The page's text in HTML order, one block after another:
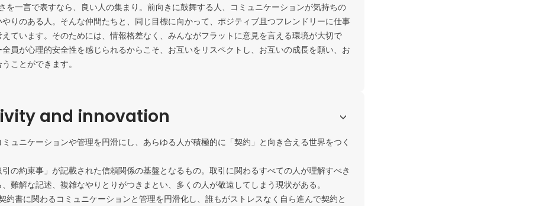
を一言で表すなら、良い人の集まり。前向きに鼓舞する人、コミュニケーションが気持ちの
りのある人。そんな仲間たちと、同じ目標に向かって、ポジティブ且つフレンドリーに仕事
ています。そのためには、情報格差なく、みんながフラットに意見を言える環境が大切で
員が心理的安全性を感じられるからこそ、お互いをリスペクトし、お互いの成長を願い、お
ことができます。
and innovation
ミュニケーションや管理を円滑にし、あらゆる人が積極的に「契約」と向き合える世界をつく
の約束事」が記載された信頼関係の基盤となるもの。取引に関わるすべての人が理解すべき
難解な記述、複雑なやりとりがつきまとい、多くの人が敬遠してしまう現状がある。
約書に関わるコミュニケーションと管理を円滑化し、誰もがストレスなく自ら進んで契約と